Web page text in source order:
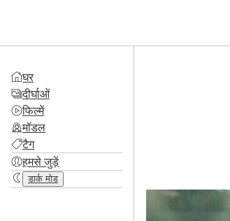
घर
दीर्घाओं
फिल्में
मॉडल
टैग
हमसे जुड़ें
डार्क मोड